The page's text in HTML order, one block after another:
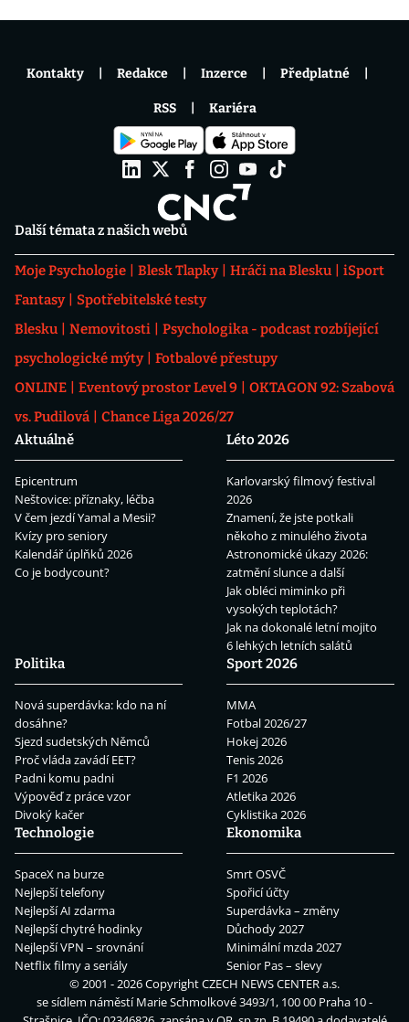
Další témata z našich webů
Moje Psychologie Blesk Tlapky Hráči na Blesku
iSport
Fantasy
Spotřebitelské testy
Blesku
Nemovitosti
Psychologika - podcast rozbíjející
psychologické mýty
Fotbalové přestupy
ONLINE
Eventový prostor Level 9
OKTAGON 92: Szabová
vs. Pudilová
Chance Liga 2026/27
Aktuálně
Epicentrum
Neštovice: příznaky, léčba
V čem jezdí Yamal a Mesii?
Kvízy pro seniory
Kalendář úplňků 2026
Co je bodycount?
Léto 2026
Karlovarský filmový festival
2026
Znamení, že jste potkali
někoho z minulého života
Astronomické úkazy 2026:
zatmění slunce a další
Jak obléci miminko při
vysokých teplotách?
Jak na dokonalé letní mojito
6 lehkých letních salátů
Politika
Nová superdávka: kdo na ní
dosáhne?
Sjezd sudetských Němců
Proč vláda zavádí EET?
Padni komu padni
Výpověď z práce vzor
Divoký kačer
Sport 2026
MMA
Fotbal 2026/27
Hokej 2026
Tenis 2026
F1 2026
Atletika 2026
Cyklistika 2026
Technologie
SpaceX na burze
Nejlepší telefony
Nejlepší AI zdarma
Nejlepší chytré hodinky
Nejlepší VPN – srovnání
Netflix filmy a seriály
Ekonomika
Smrt OSVČ
Spořicí účty
Superdávka – změny
Důchody 2027
Minimální mzda 2027
Senior Pas – slevy
Kontakty Redakce Inzerce Předplatné
RSS Kariéra
© 2001 - 2026 CopyrightCZECH NEWS CENTER a.s.
se sídlem náměstí Marie Schmolkové 3493/1, 100 00 Praha 10 -